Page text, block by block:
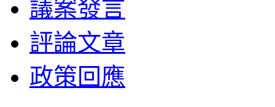
議案發言
評論文章
政策回應